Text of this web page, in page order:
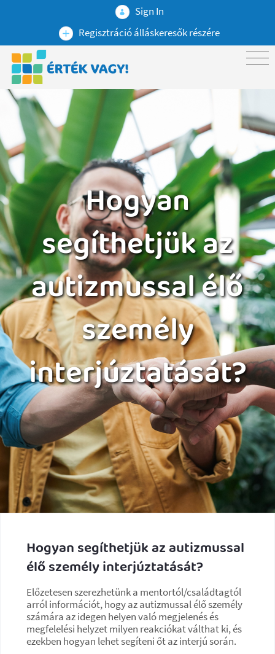
Sign In
Regisztráció álláskeresők részére
Hogyan
segíthetjük az
autizmussal élő
személy
interjúztatását?
Hogyan segíthetjük az autizmussal
élő személy interjúztatását?
Előzetesen szerezhetünk a mentortól/családtagtól
arról információt, hogy az autizmussal élő személy
számára az idegen helyen való megjelenés és
megfelelési helyzet milyen reakciókat válthat ki, és
ezekben hogyan lehet segíteni őt az interjú során.